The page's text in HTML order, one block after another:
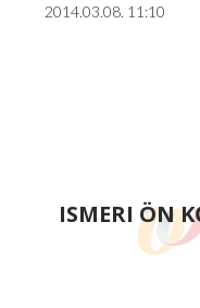
2014.03.08. 11:10
ISMERI ÖN